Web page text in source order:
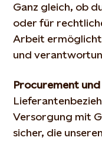
Ganz gleich, ob
oder für
Arbeit ermöglicht
und
Procurement
Versorgung mit
sicher, die